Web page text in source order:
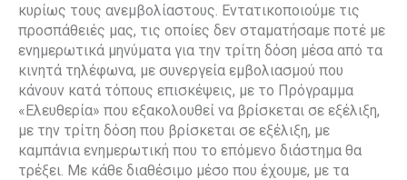
κυρίως τους ανεμβολίαστους. Εντατικοποιούμε τις
προσπάθειές μας, τις οποίες δεν σταματήσαμε ποτέ με
ενημερωτικά μηνύματα για την τρίτη δόση μέσα από τα
κινητά τηλέφωνα, με συνεργεία εμβολιασμού που
κάνουν κατά τόπους επισκέψεις, με το Πρόγραμμα
«Ελευθερία» που εξακολουθεί να βρίσκεται σε εξέλιξη,
με την τρίτη δόση που βρίσκεται σε εξέλιξη, με
καμπάνια ενημερωτική που το επόμενο διάστημα θα
τρέξει. Με κάθε διαθέσιμο μέσο που έχουμε, με τα